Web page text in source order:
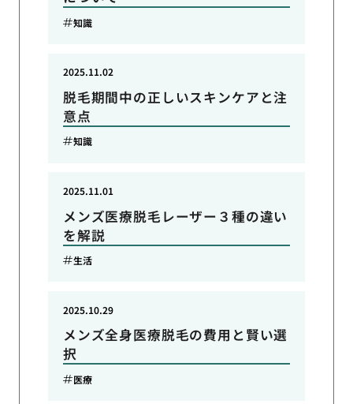
知識
脱毛期間中の正しいスキンケアと注
意点
2025.11.02
知識
メンズ医療脱毛レーザー３種の違い
を解説
2025.11.01
生活
メンズ全身医療脱毛の費用と賢い選
択
2025.10.29
医療